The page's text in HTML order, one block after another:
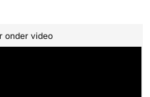
onder video